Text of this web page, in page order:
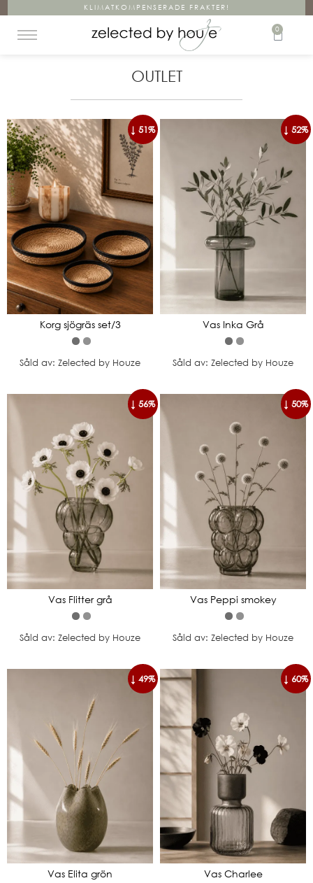
KLIMATKOMPENSERADE FRAKTER!
0
OUTLET
↓ 51%
Korg sjögräs set/3
Såld av: Zelected by Houze
↓ 52%
Vas Inka Grå
Såld av: Zelected by Houze
↓ 56%
Vas Flitter grå
Såld av: Zelected by Houze
↓ 50%
Vas Peppi smokey
Såld av: Zelected by Houze
↓ 49%
Vas Elita grön
↓ 60%
Vas Charlee